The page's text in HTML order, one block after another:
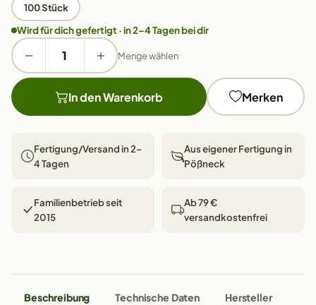
100 Stück
Wird für dich gefertigt · in 2–4 Tagen bei dir
Menge wählen
In den Warenkorb Merken
Fertigung/Versand in 2–
4 Tagen
Aus eigener Fertigung in
Pößneck
Familienbetrieb seit
2015
Ab 79 €
versandkostenfrei
Beschreibung Technische Daten Hersteller